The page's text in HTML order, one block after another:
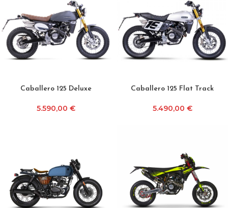
Caballero 125 Deluxe
5.590,00 €
Caballero 125 Flat Track
5.490,00 €